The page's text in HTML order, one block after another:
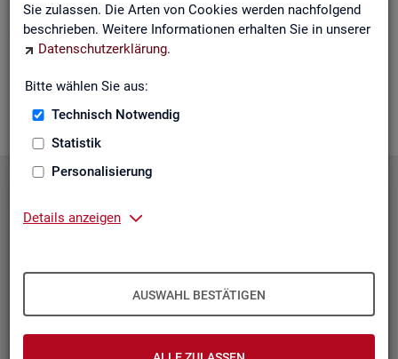
Sie zulassen. Die Arten von Cookies werden nachfolgend
beschrieben. Weitere Informationen erhalten Sie in unserer
Datenschutzerklärung.
Bitte wählen Sie aus:
Technisch Notwendig
Statistik
Personalisierung
Details anzeigen
AUSWAHL BESTÄTIGEN
mit den wich­tigs­ten ak­tu­el­len Eck­wer­ten zum Ar­beits- und
Aus­bil­dungs­markt. Über die Land­kar­ten ge­lan­gen Sie zu den
ent­spre­chen­den Zah­len für die von Ihnen ge­wünsch­te Re­gi­on.
grund-In­for­ma­tio­nen zu den re­gio­na­len Glie­de­run­gen zu­sam­
men­ge­stellt.
Bund, Län­der und Krei­se